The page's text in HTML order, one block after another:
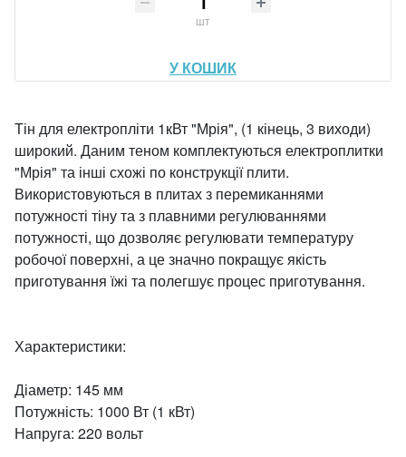
шт
У КОШИК
Тін для електропліти 1кВт "Мрія", (1 кінець, 3 виходи)
широкий. Даним теном комплектуються електроплитки
"Мрія" та інші схожі по конструкції плити.
Використовуються в плитах з перемиканнями
потужності тіну та з плавними регулюваннями
потужності, що дозволяє регулювати температуру
робочої поверхні, а це значно покращує якість
приготування їжі та полегшує процес приготування.
Характеристики:
Діаметр: 145 мм
Потужність: 1000 Вт (1 кВт)
Напруга: 220 вольт